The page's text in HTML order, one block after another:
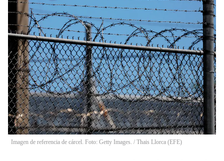
Imagen de referencia de cárcel. Foto: Getty Images. / Thais Llorca (EFE)